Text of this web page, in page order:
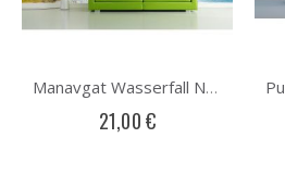
Manavgat Wasserfall Natur Bild Fototapete
21,00 €